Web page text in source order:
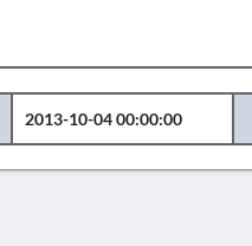
2013-10-04 00:00:00